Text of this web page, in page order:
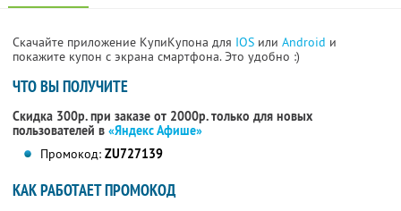
Скачайте приложение КупиКупона для IOS или Android и
покажите купон с экрана смартфона. Это удобно :)
ЧТО ВЫ ПОЛУЧИТЕ
Скидка 300р. при заказе от 2000р. только для новых
пользователей в «Яндекс Афише»
Промокод: ZU727139
КАК РАБОТАЕТ ПРОМОКОД